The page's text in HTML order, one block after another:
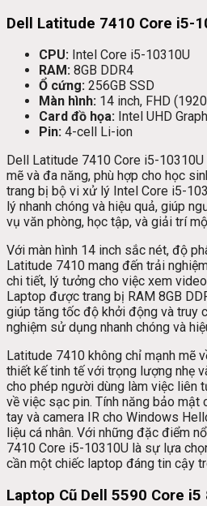
Dell Latitude 7410 Core i5-
CPU: Intel Core i5-10310U
RAM: 8GB DDR4
Ổ cứng: 256GB SSD
Màn hình: 14 inch, FHD
Card đồ họa: Intel UHD
Pin: 4-cell Li-ion
Dell Latitude 7410 Core i5-
mẽ và đa năng, phù hợp cho học
trang bị bộ vi xử lý Intel Core i5-
lý nhanh chóng và hiệu quả, giúp
vụ văn phòng, học tập, và giải trí
Với màn hình 14 inch sắc nét, độ
Latitude 7410 mang đến trải
chi tiết, lý tưởng cho việc xem
Laptop được trang bị RAM 8GB
giúp tăng tốc độ khởi động và truy
nghiệm sử dụng nhanh chóng và
Latitude 7410 không chỉ mạnh mẽ
thiết kế tinh tế với trọng lượng nhẹ
cho phép người dùng làm việc liên
về việc sạc pin. Tính năng bảo mật
tay và camera IR cho Windows
liệu cá nhân. Với những đặc điểm
7410 Core i5-10310U là sự lựa
cần một chiếc laptop đáng tin cậy
Laptop Cũ Dell 5590 Core i5